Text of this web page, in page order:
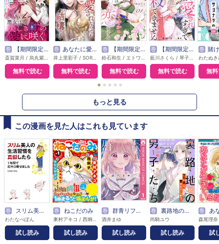
巻 【期間限定無料】悪女は美しき獣の愛に咲く（単話版）
無料で読む
巻 あなたに愛されなくても結構です【タテヨミ】
無料で読む
巻 【期間限定無料】本好き令嬢は敏腕公爵様とひそやかに恋をする
無料で読む
巻 【期間限定無料】敵国の公爵様に愛されすぎて暗殺できません！
無料で読む
巻 賭けからはじ
無
● ● ● ● ●
もっと見る
この漫画を見た人はこれも見ています
巻 スリム美人の生活習慣を真似したら １年間で30キロ痩せました
わたなべぽん
試し読み
巻 ねこだのみ
試し読み
巻 群青リフレクション
酒井まゆ
試し読み
巻 裏路地の男子たち プチデザ
尚騎ユウ
試し読み
巻 あなたが
森尾理奈
試